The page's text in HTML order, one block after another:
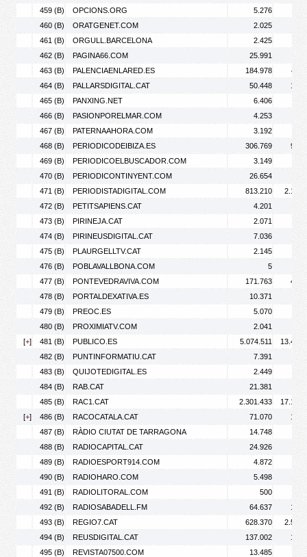
459 (B) OPCIONS.ORG 5.276
460 (B)
ORATGENET.COM 2.025
461 (B)
ORGULL.BARCELONA 2.425
462 (B)
PAGINA66.COM 25.991
463 (B)
PALENCIAENLARED.ES 184.978
464 (B)
PALLARSDIGITAL.CAT 50.448
465 (B)
PANXING.NET 6.406
466 (B)
PASIONPORELMAR.COM 4.253
467 (B)
PATERNAAHORA.COM 3.192
468 (B)
PERIODICODEIBIZA.ES 306.769
469 (B)
PERIODICOELBUSCADOR.COM 3.149
470 (B)
PERIODICONTINYENT.COM 26.654
471 (B)
PERIODISTADIGITAL.COM 813.210
472 (B)
PETITSAPIENS.CAT 4.201
473 (B)
PIRINEJA.CAT 2.071
474 (B)
PIRINEUSDIGITAL.CAT 7.036
475 (B)
PLAURGELLTV.CAT 2.145
476 (B)
POBLAVALLBONA.COM
5
477 (B)
PONTEVEDRAVIVA.COM 171.763
478 (B)
PORTALDEXATIVA.ES 10.371
479 (B)
PREOC.ES 5.070
480 (B)
PROXIMIATV.COM 2.041
[+] 481 (B) PUBLICO.ES 5.074.511
482 (B)
PUNTINFORMATIU.CAT 7.391
483 (B)
QUIJOTEDIGITAL.ES 2.449
484 (B)
RAB.CAT 21.381
485 (B)
RAC1.CAT 2.301.433
[+] 486 (B) RACOCATALA.CAT 71.070
487 (B)
RÀDIO CIUTAT DE TARRAGONA 14.748
488 (B)
RADIOCAPITAL.CAT 24.926
489 (B)
RADIOESPORT914.COM 4.872
490 (B)
RADIOHARO.COM 5.498
491 (B)
RADIOLITORAL.COM 500
492 (B)
RADIOSABADELL.FM 64.637
493 (B)
REGIO7.CAT 628.370
494 (B)
REUSDIGITAL.CAT 137.002
495 (B)
REVISTA07500.COM 13.485